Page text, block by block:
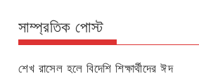
সাম্প্রতিক পোস্ট
শেখ রাসেল হলে বিদেশি শিক্ষার্থীদের ঈদ